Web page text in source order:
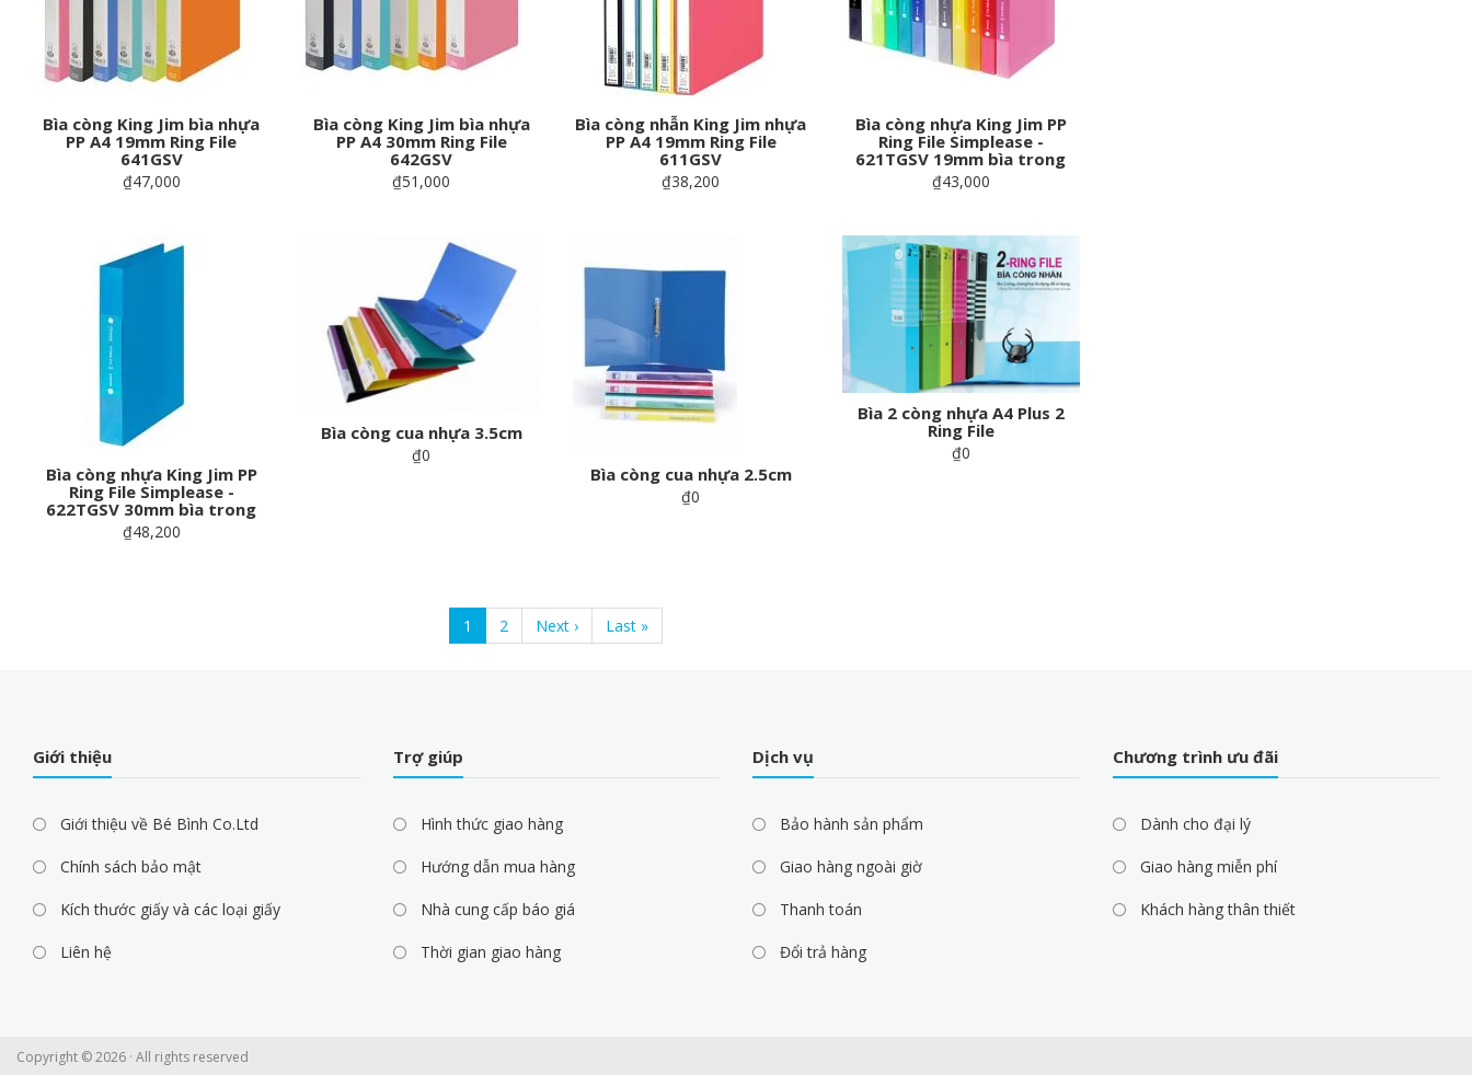
Bìa còng King Jim bìa nhựa
PP A4 19mm Ring File
641GSV
₫47,000
Bìa còng King Jim bìa nhựa
PP A4 30mm Ring File
642GSV
₫51,000
Bìa còng nhẫn King Jim nhựa
PP A4 19mm Ring File
611GSV
₫38,200
Bìa còng nhựa King Jim PP
Ring File Simplease -
621TGSV 19mm bìa trong
₫43,000
Bìa còng nhựa King Jim PP
Ring File Simplease -
622TGSV 30mm bìa trong
₫48,200
Bìa còng cua nhựa 3.5cm
₫0
Bìa còng cua nhựa 2.5cm
₫0
Bìa 2 còng nhựa A4 Plus 2
Ring File
₫0
Current
page
1 Page
2
Next
page
Next ›
Last
page
Last »
Giới thiệu
Giới thiệu về Bé Bình Co.Ltd
Chính sách bảo mật
Kích thước giấy và các loại giấy
Liên hệ
Trợ giúp
Hình thức giao hàng
Hướng dẫn mua hàng
Nhà cung cấp báo giá
Thời gian giao hàng
Dịch vụ
Bảo hành sản phẩm
Giao hàng ngoài giờ
Thanh toán
Đổi trả hàng
Chương trình ưu đãi
Dành cho đại lý
Giao hàng miễn phí
Khách hàng thân thiết
Copyright © 2026 · All rights reserved